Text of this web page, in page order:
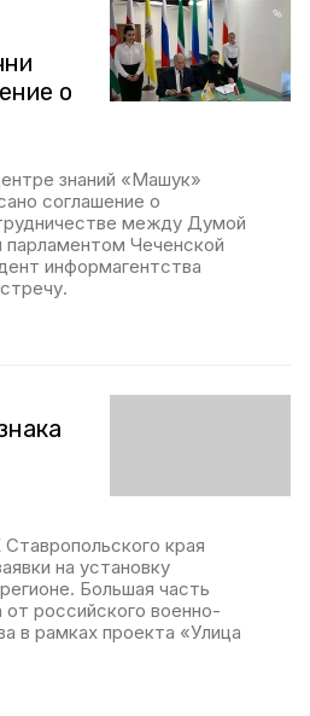
о
знаний «Машук»
соглашение о
между Думой
парламентом Чеченской
информагентства
края
на установку
Большая часть
российского военно-
в рамках проекта «Улица